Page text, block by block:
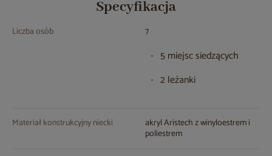
Specyfikacja
Liczba osób 7
5 miejsc siedzących
2 leżanki
Materiał konstrukcyjny niecki akryl Aristech z winyloestrem i
poliestrem